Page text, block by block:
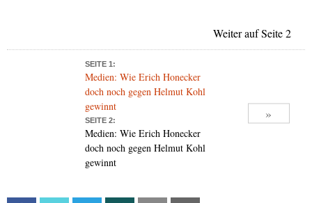
Weiter auf Seite 2
SEITE 1:
Medien: Wie Erich Honecker
doch noch gegen Helmut Kohl
gewinnt
SEITE 2:
Medien: Wie Erich Honecker
doch noch gegen Helmut Kohl
gewinnt
»